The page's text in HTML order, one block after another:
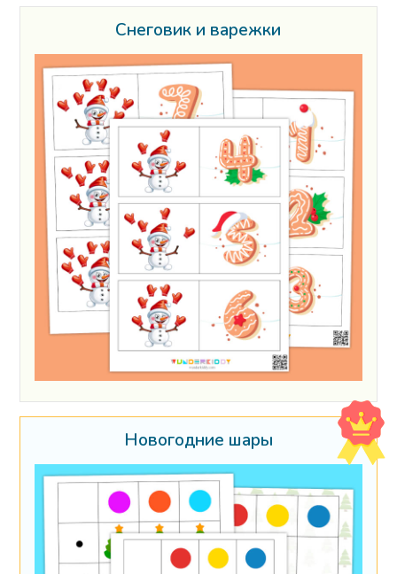
Снеговик и варежки
Новогодние шары